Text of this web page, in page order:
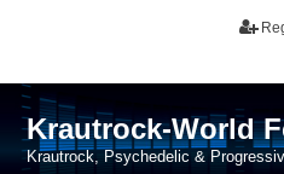
Krautrock-World
Krautrock, Psychedelic &